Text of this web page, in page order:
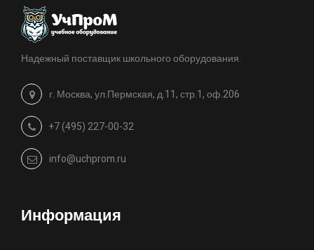
Надежный поставщик школьного оборудования.
г. Москва, ул.Пермская, д.11, стр.1, оф.206
+7 (495) 227-00-32
info@uchprom.ru
Информация